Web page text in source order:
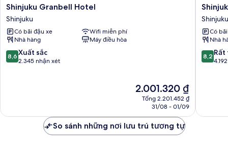
arranged,
HF)
Shinjuku
Granbell
Hotel
Shinjuku
Shinjuku Granbell Hotel
Shinjuku
Có bãi đậu xe
Wifi miễn phí
Nhà hàng
Máy điều hòa
8.6
trên
xét
8,6 Xuất sắc
2.345 nhận xét
Giá
hiện
2.001.320 ₫
2.001.320 ₫
Tổng 2.201.452 ₫
31/08 - 01/09
Shinjuku
Hotel
Main
Shinjuku
Shinjuku
Có
Nhà
8.2
trên
xét
8,2 Rất
So sánh những nơi lưu trú tương tự